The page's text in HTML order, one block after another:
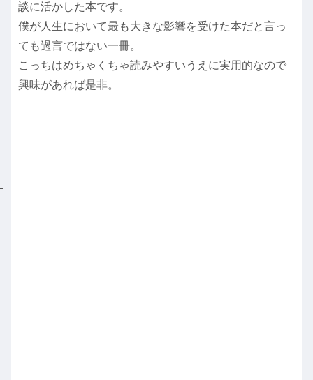
談に活かした本です。
僕が人生において最も大きな影響を受けた本だと言っ
ても過言ではない一冊。
こっちはめちゃくちゃ読みやすいうえに実用的なので
興味があれば是非。